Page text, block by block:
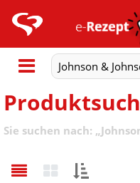
Sie suchen nach: „